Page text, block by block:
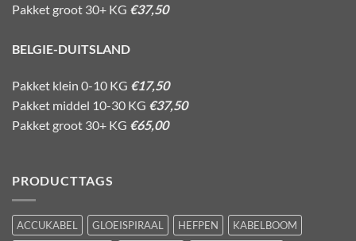
Pakket groot 30+ KG €37,50
BELGIE-DUITSLAND
Pakket klein 0-10 KG €17,50
Pakket middel 10-30 KG €37,50
Pakket groot 30+ KG €65,00
PRODUCTTAGS
ACCUKABEL GLOEISPIRAAL HEFPEN
KABELBOOM